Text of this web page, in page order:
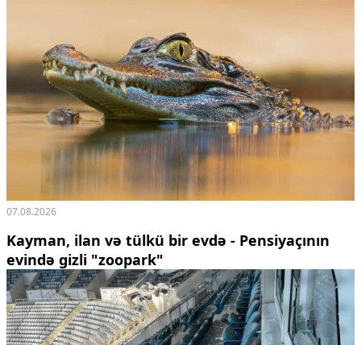
07.08.2026
Kayman, ilan və tülkü bir evdə - Pensiyaçının
evində gizli "zoopark"